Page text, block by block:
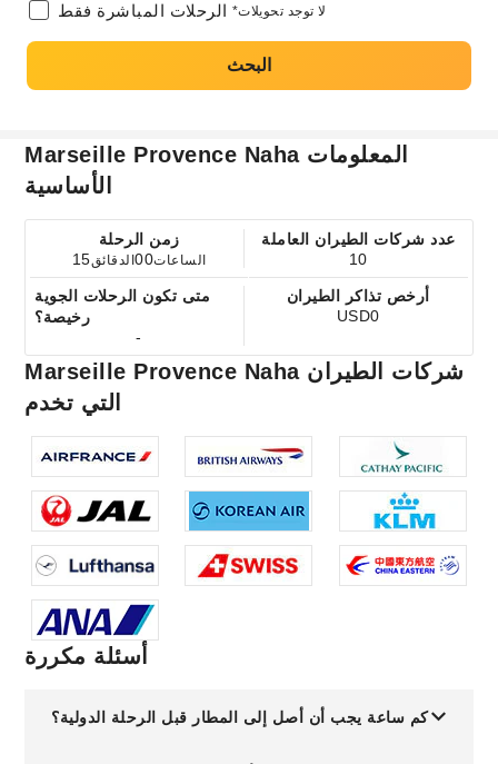
الرحلات المباشرة فقط *لا توجد تحويلات
البحث
Marseille Provence Naha المعلومات
الأساسية
زمن الرحلة
15
الساعات00الدقائق
عدد شركات الطيران العاملة
10
متى تكون الرحلات الجوية
رخيصة؟
-
أرخص تذاكر الطيران
USD0
Marseille Provence Naha شركات الطيران
التي تخدم
أسئلة مكررة
كم ساعة يجب أن أصل إلى المطار قبل الرحلة الدولية؟